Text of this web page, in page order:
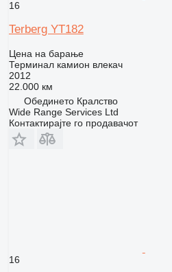
16
Terberg YT182
Цена на барање
Терминал камион влекач
2012
22.000 км
Обединето Кралство
Wide Range Services Ltd
Контактирајте го продавачот
16